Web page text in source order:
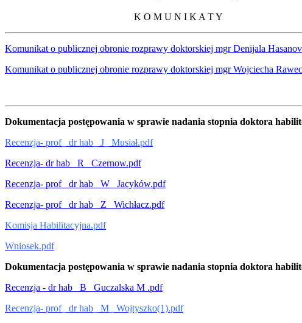
K O M U N I K A T Y
Komunikat o publicznej obronie rozprawy doktorskiej mgr Denijala
Komunikat o publicznej obronie rozprawy doktorskiej mgr Wojciecha
Dokumentacja postępowania w sprawie nadania stopnia doktora
Recenzja- prof_ dr hab_ J_ Musiał.pdf
Recenzja- dr hab_ R_ Czernow.pdf
Recenzja- prof_ dr hab_ W_ Jacyków.pdf
Recenzja- prof_ dr hab_ Z_ Wichłacz.pdf
Komisja Habilitacyjna.pdf
Wniosek.pdf
Dokumentacja postępowania w sprawie nadania stopnia doktora
Recenzja - dr hab_ B_ Guczalska M .pdf
Recenzja- prof_ dr hab_ M_ Wojtyszko(1).pdf